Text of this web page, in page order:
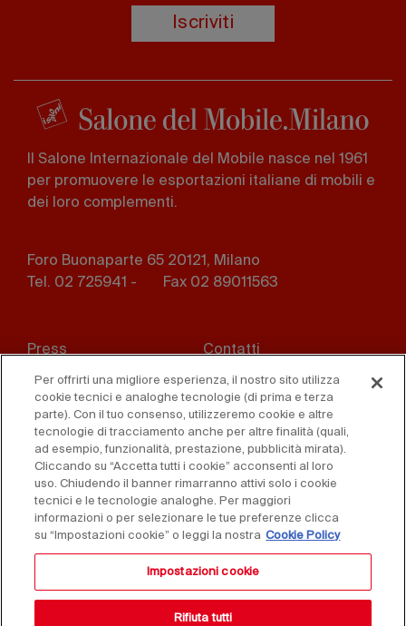
Iscriviti
Il Salone Internazionale del Mobile nasce nel 1961
per promuovere le esportazioni italiane di mobili e
dei loro complementi.
Foro Buonaparte 65 20121, Milano
Tel. 02 725941 -
Fax 02 89011563
menu
Press Contatti
Whistleblowing Privacy
Disclaimer D. Lgs. 231/01
Cookies Condizioni di vendita
accessibilità
Per offrirti una migliore esperienza, il nostro sito utilizza
cookie tecnici e analoghe tecnologie (di prima e terza
parte). Con il tuo consenso, utilizzeremo cookie e altre
tecnologie di tracciamento anche per altre finalità (quali,
ad esempio, funzionalità, prestazione, pubblicità mirata).
Cliccando su “Accetta tutti i cookie” acconsenti al loro
uso. Chiudendo il banner rimarranno attivi solo i cookie
tecnici e le tecnologie analoghe. Per maggiori
informazioni o per selezionare le tue preferenze clicca
su “Impostazioni cookie” o leggi la nostra Cookie Policy
Impostazioni cookie
Rifiuta tutti